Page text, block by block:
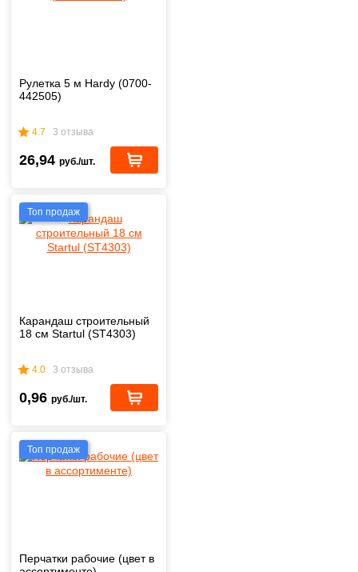
Рулетка 5 м Hardy (0700-
442505)
4.7 3 отзыва
26,94 руб./шт.
Топ продаж
Карандаш строительный
18 см Startul (ST4303)
4.0 3 отзыва
0,96 руб./шт.
Топ продаж
Перчатки рабочие (цвет в